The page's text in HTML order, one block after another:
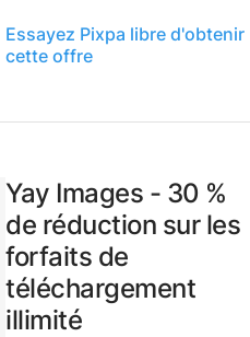
Essayez Pixpa libre d'obtenir
cette offre
Yay Images - 30 %
de réduction sur les
forfaits de
téléchargement
illimité